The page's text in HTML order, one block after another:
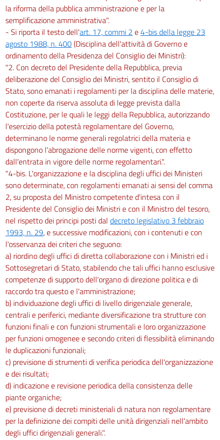
la riforma della pubblica amministrazione e per la
semplificazione amministrativa".
- Si riporta il testo dell'art. 17, commi 2 e4-bis della legge 23
agosto 1988, n. 400(Disciplina dell'attività di Governo e
ordinamento della Presidenza del Consiglio dei Ministri):
"2. Con decreto del Presidente della Repubblica, previa
deliberazione del Consiglio dei Ministri, sentito il Consiglio di
Stato, sono emanati i regolamenti per la disciplina delle materie,
non coperte da riserva assoluta di legge prevista dalla
Costituzione, per le quali le leggi della Repubblica, autorizzando
l'esercizio della potestà regolamentare del Governo,
determinano le norme generali regolatrici della materia e
dispongono l'abrogazione delle norme vigenti, con effetto
dall'entrata in vigore delle norme regolamentari.".
"4-bis. L'organizzazione e la disciplina degli uffici dei Ministeri
sono determinate, con regolamenti emanati ai sensi del comma
2, su proposta del Ministro competente d'intesa con il
Presidente del Consiglio dei Ministri e con il Ministro del tesoro,
nel rispetto dei principi posti dal decreto legislativo 3 febbraio
1993, n. 29, e successive modificazioni, con i contenuti e con
l'osservanza dei criteri che seguono:
a) riordino degli uffici di diretta collaborazione con i Ministri ed i
Sottosegretari di Stato, stabilendo che tali uffici hanno esclusive
competenze di supporto dell'organo di direzione politica e di
raccordo tra questo e l'amministrazione;
b) individuazione degli uffici di livello dirigenziale generale,
centrali e periferici, mediante diversificazione tra strutture con
funzioni finali e con funzioni strumentali e loro organizzazione
per funzioni omogenee e secondo criteri di flessibilità eliminando
le duplicazioni funzionali;
c) previsione di strumenti di verifica periodica dell'organizzazione
e dei risultati;
d) indicazione e revisione periodica della consistenza delle
piante organiche;
e) previsione di decreti ministeriali di natura non regolamentare
per la definizione dei compiti delle unità dirigenziali nell'ambito
degli uffici dirigenziali generali.".